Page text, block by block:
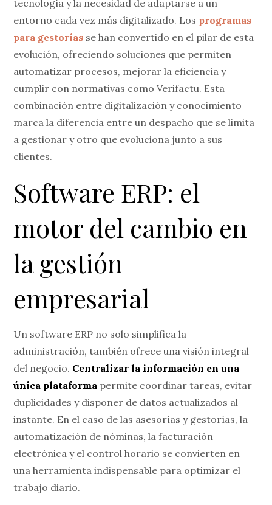
tecnología y la necesidad de adaptarse a un
entorno cada vez más digitalizado. Los programas
para gestorías se han convertido en el pilar de esta
evolución, ofreciendo soluciones que permiten
automatizar procesos, mejorar la eficiencia y
cumplir con normativas como Verifactu. Esta
combinación entre digitalización y conocimiento
marca la diferencia entre un despacho que se limita
a gestionar y otro que evoluciona junto a sus
clientes.
Software ERP: el
motor del cambio en
la gestión
empresarial
Un software ERP no solo simplifica la
administración, también ofrece una visión integral
del negocio. Centralizar la información en una
única plataforma permite coordinar tareas, evitar
duplicidades y disponer de datos actualizados al
instante. En el caso de las asesorías y gestorías, la
automatización de nóminas, la facturación
electrónica y el control horario se convierten en
una herramienta indispensable para optimizar el
trabajo diario.